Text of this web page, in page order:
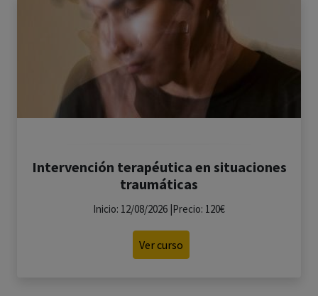
Intervención terapéutica en situaciones
traumáticas
Inicio: 12/08/2026 |Precio: 120€
Ver curso